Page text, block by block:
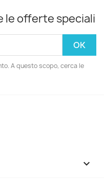
le offerte speciali
A questo scopo, cerca le
